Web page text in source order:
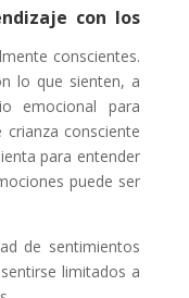
con los
conscientes.
lo que sienten, a
emocional para
crianza consciente
para entender
puede ser
de sentimientos
limitados a